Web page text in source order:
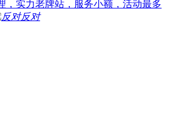
，实力老牌站，服务小额，活动最多
反对